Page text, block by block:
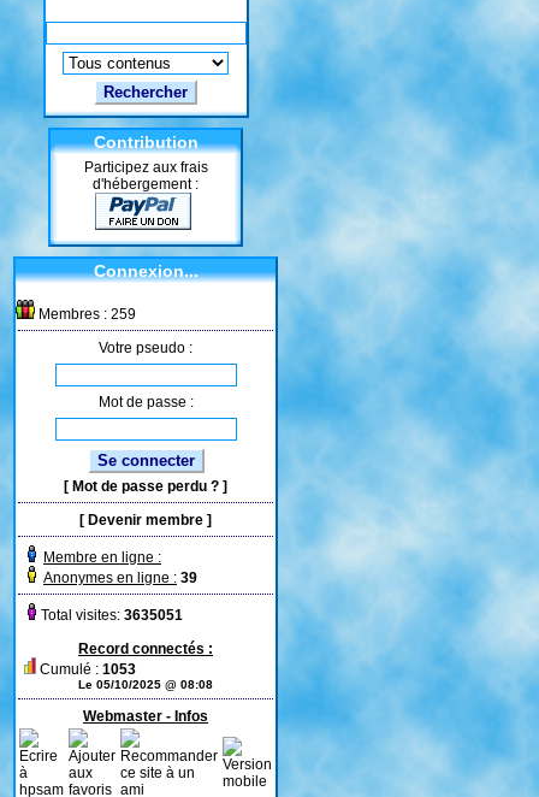
Contribution
Participez aux frais
d'hébergement :
Connexion...
Membres : 259
Votre pseudo :
Mot de passe :
[ Mot de passe perdu ? ]
[ Devenir membre ]
Membre en ligne :
Anonymes en ligne : 39
Total visites: 3635051
Record connectés :
Cumulé : 1053
Le 05/10/2025 @ 08:08
Webmaster - Infos